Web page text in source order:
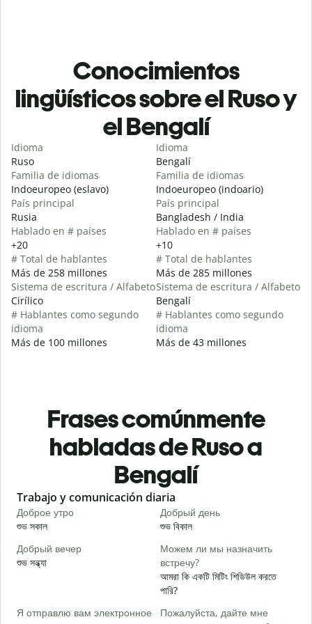
Conocimientos
lingüísticos sobre el Ruso y
el Bengalí
Idioma
Ruso
Familia de idiomas
Indoeuropeo (eslavo)
País principal
Rusia
Hablado en # países
+20
# Total de hablantes
Más de 258 millones
Sistema de escritura / Alfabeto
Cirílico
# Hablantes como segundo
idioma
Más de 100 millones
Idioma
Bengalí
Familia de idiomas
Indoeuropeo (indoario)
País principal
Bangladesh / India
Hablado en # países
+10
# Total de hablantes
Más de 285 millones
Sistema de escritura / Alfabeto
Bengalí
# Hablantes como segundo
idioma
Más de 43 millones
Frases comúnmente
habladas de Ruso a
Bengalí
Slide 1 of 6
Trabajo y comunicación diaria
Доброе утро
শুভ সকাল
Добрый день
শুভ বিকাল
Добрый вечер
শুভ সন্ধ্যা
Можем ли мы назначить
встречу?
আমরা কি একটি মিটিং শিডিউল করতে
পারি?
Я отправлю вам электронное
Пожалуйста, дайте мне